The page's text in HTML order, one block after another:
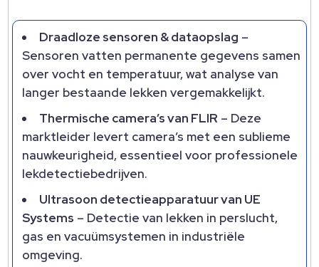
Draadloze sensoren & dataopslag –
Sensoren vatten permanente gegevens samen
over vocht en temperatuur, wat analyse van
langer bestaande lekken vergemakkelijkt.
Thermische camera’s van FLIR – Deze
marktleider levert camera’s met een sublieme
nauwkeurigheid, essentieel voor professionele
lekdetectiebedrijven.
Ultrasoon detectieapparatuur van UE
Systems – Detectie van lekken in perslucht,
gas en vacuümsystemen in industriële
omgeving.